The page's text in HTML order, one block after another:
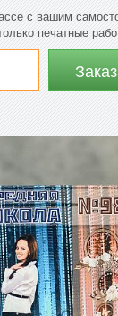
с вашим
печатные